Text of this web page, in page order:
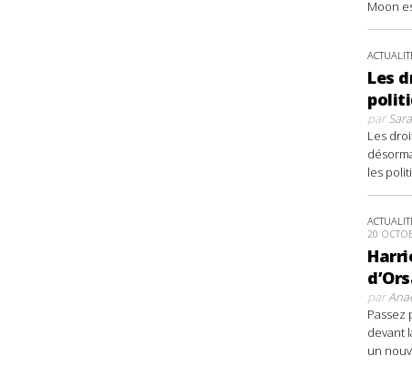
Moon
Les
par
Les
les
20
par
Passez
devant
un